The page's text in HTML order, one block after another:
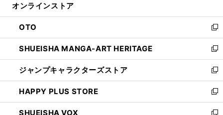
ウ
で
開
く
ン
ド
ウ
で
開
く
オンラインストア
OTO
新
し
い
ウ
ィ
ン
ド
ウ
で
SHUEISHA MANGA-ART HERITAGE
新
し
い
ウ
ィ
ン
ジャンプキャラクターズストア
新
し
い
ウ
HAPPY PLUS STORE
新
し
SHUEISHA VOX